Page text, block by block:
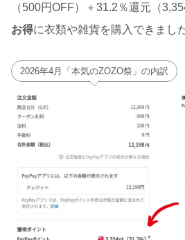
（500円OFF）＋31.2％還元（
お得に衣類や雑貨を購入できました
2026年4月「本気のZOZO祭」の内訳